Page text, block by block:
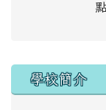
學校簡介